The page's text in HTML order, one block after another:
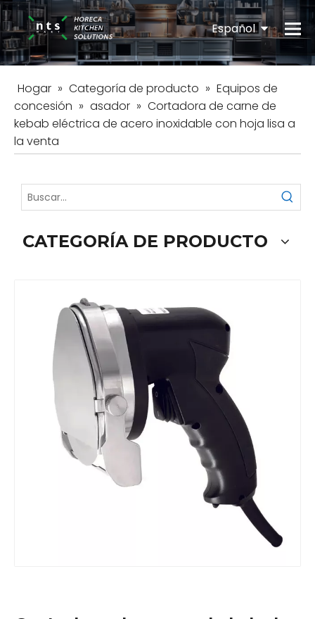
Español
English
Hogar » Categoría de producto » Equipos de
concesión » asador » Cortadora de carne de
kebab eléctrica de acero inoxidable con hoja lisa a
la venta
CATEGORÍA DE PRODUCTO